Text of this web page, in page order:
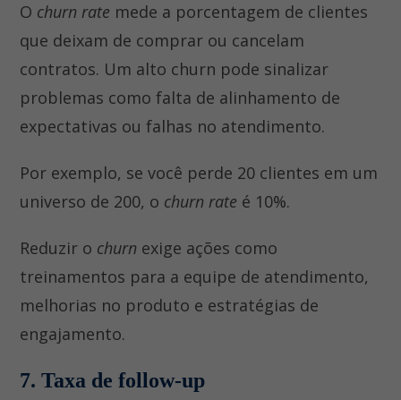
O churn rate mede a porcentagem de clientes
que deixam de comprar ou cancelam
contratos. Um alto churn pode sinalizar
problemas como falta de alinhamento de
expectativas ou falhas no atendimento.
Por exemplo, se você perde 20 clientes em um
universo de 200, o churn rate é 10%.
Reduzir o churn exige ações como
treinamentos para a equipe de atendimento,
melhorias no produto e estratégias de
engajamento.
7. Taxa de follow-up